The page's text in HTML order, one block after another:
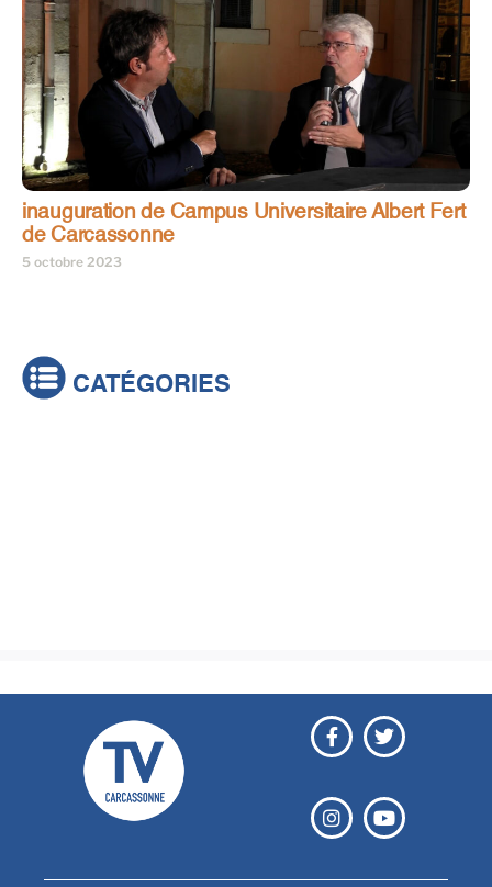
inauguration de Campus Universitaire Albert Fert
de Carcassonne
5 octobre 2023
CATÉGORIES